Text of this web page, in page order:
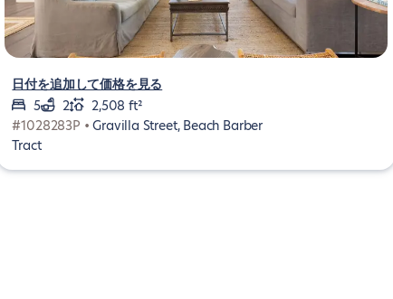
日付を追加して価格を見る
5
2
2,508 ft²
#1028283P •Gravilla Street, Beach Barber
Tract